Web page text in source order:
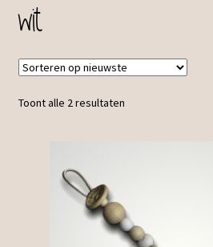
wit
Toont alle 2 resultaten